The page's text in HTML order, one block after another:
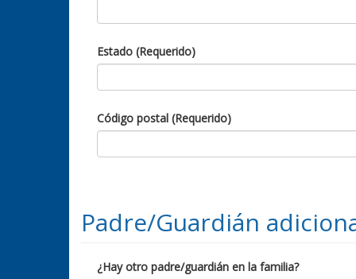
Estado (Requerido)
Código postal (Requerido)
Padre/Guardián
¿Hay otro padre/guardián en la familia?